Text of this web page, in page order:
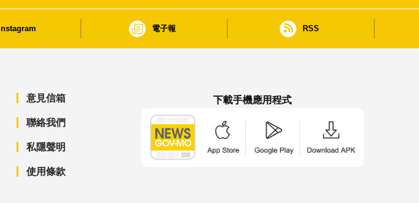
Instagram 電子報 RSS
意見信箱
聯絡我們
私隱聲明
使用條款
下載手機應用程式